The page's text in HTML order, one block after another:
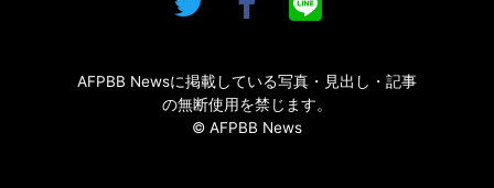
AFPBB Newsに掲載している写真・見出し・記事
の無断使用を禁じます。
© AFPBB News